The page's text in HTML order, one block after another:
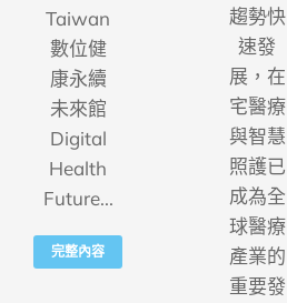
Taiwan
數位健
康永續
未來館
Digital
Health
Future...
完整內容
趨勢快
速發
展，在
宅醫療
與智慧
照護已
成為全
球醫療
產業的
重要發